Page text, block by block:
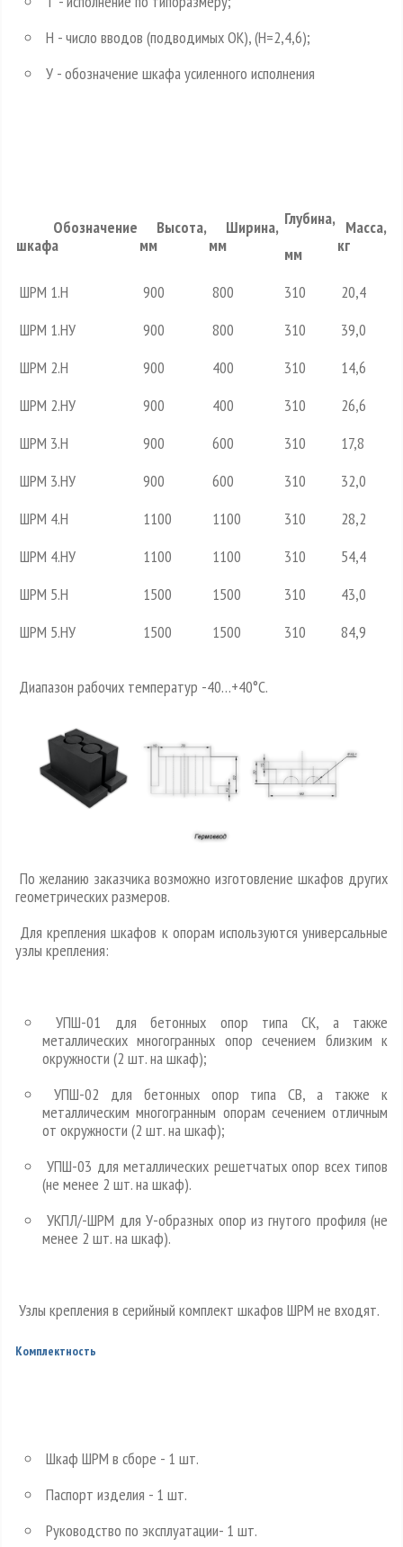
Н - число вводов (подводимых ОК), (Н=2,4,6);
У - обозначение шкафа усиленного исполнения
Обозначение
шкафа
Высота,
мм
Ширина,
мм
Глубина,
мм
Масса,
кг
ШРМ 1.Н 900 800 310
20,4
ШРМ 1.НУ
900 800 310
39,0
ШРМ 2.Н
900 400 310
14,6
ШРМ 2.НУ
900 400 310
26,6
ШРМ 3.Н
900 600 310
17,8
ШРМ 3.НУ
900 600 310
32,0
ШРМ 4.Н
1100 1100 310
28,2
ШРМ 4.НУ
1100 1100 310
54,4
ШРМ 5.Н
1500 1500 310
43,0
ШРМ 5.НУ
1500 1500 310 84,9
Диапазон рабочих температур -40…+40°С.
По желанию заказчика возможно изготовление шкафов других
геометрических размеров.
Для крепления шкафов к опорам используются универсальные
узлы крепления:
УПШ-01 для бетонных опор типа СК, а также
металлических многогранных опор сечением близким к
окружности (2 шт. на шкаф);
УПШ-02 для бетонных опор типа СВ, а также к
металлическим многогранным опорам сечением отлич­ным
от окружности (2 шт. на шкаф);
УПШ-03 для металлических решетчатых опор всех типов
(не менее 2 шт. на шкаф).
УКПЛ/-ШРМ для У-образных опор из гнутого профиля (не
менее 2 шт. на шкаф).
Узлы крепления в серийный комплект шкафов ШРМ не входят.
Комплектность
Шкаф ШРМ в сборе - 1 шт.
Паспорт изделия - 1 шт.
Руководство по эксплуатации- 1 шт.